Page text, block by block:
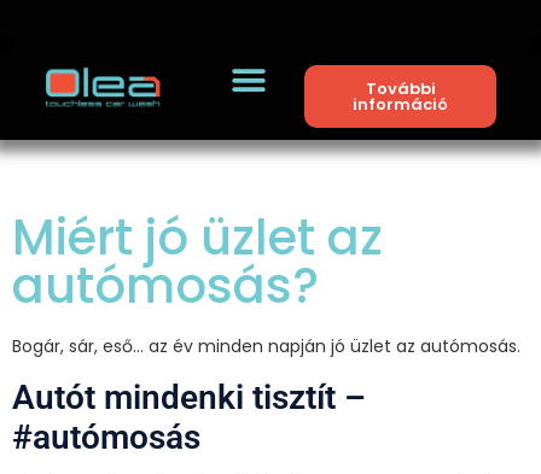
További
információ
Miért jó üzlet az
autómosás?
Bogár, sár, eső… az év minden napján jó üzlet az autómosás.
Autót mindenki tisztít –
#autómosás